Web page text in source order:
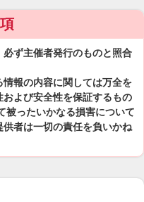
ず主催者発行のものと照合
報の内容に関しては万全を
よび安全性を保証するもの
被ったいかなる損害について
者は一切の責任を負いかね